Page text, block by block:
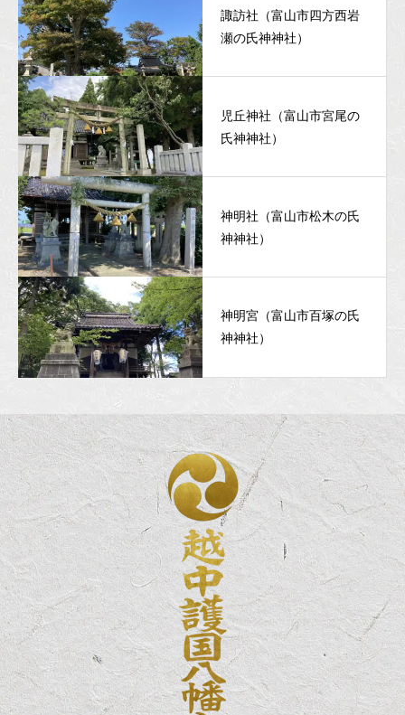
諏訪社（富山市四方西岩
瀬の氏神神社）
児丘神社（富山市宮尾の
氏神神社）
神明社（富山市松木の氏
神神社）
神明宮（富山市百塚の氏
神神社）